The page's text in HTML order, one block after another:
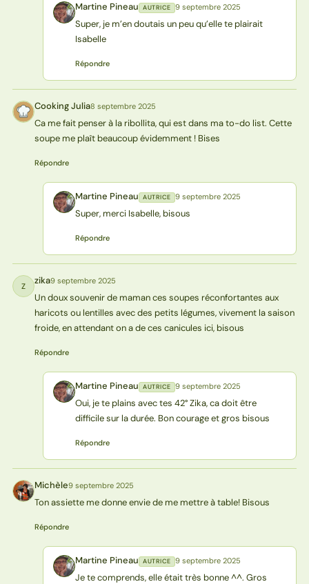
MP Martine Pineau AUTRICE 9 septembre 2025
Super, je m’en doutais un peu qu’elle te plairait
Isabelle
Répondre
CJ Cooking Julia8 septembre 2025
Ca me fait penser à la ribollita, qui est dans ma to-do list. Cette
soupe me plaît beaucoup évidemment ! Bises
Répondre
MP Martine Pineau AUTRICE 9 septembre 2025
Super, merci Isabelle, bisous
Répondre
Z zika9 septembre 2025
Un doux souvenir de maman ces soupes réconfortantes aux
haricots ou lentilles avec des petits légumes, vivement la saison
froide, en attendant on a de ces canicules ici, bisous
Répondre
MP Martine Pineau AUTRICE 9 septembre 2025
Oui, je te plains avec tes 42° Zika, ca doit être
difficile sur la durée. Bon courage et gros bisous
Répondre
M Michèle9 septembre 2025
Ton assiette me donne envie de me mettre à table! Bisous
Répondre
MP Martine Pineau AUTRICE 9 septembre 2025
Je te comprends, elle était très bonne ^^. Gros